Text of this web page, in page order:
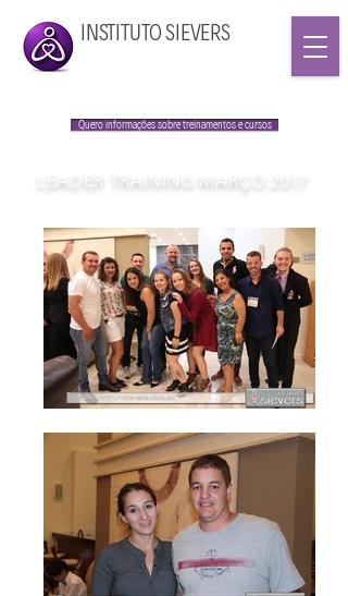
INSTITUTO SIEVERS
Quero informações sobre treinamentos e cursos
LEADER TRAINING MARÇO 2017